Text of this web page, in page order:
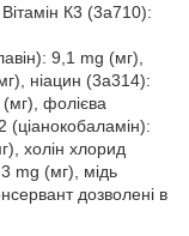
К3 (3а710):
9,1 mg (мг),
ніацин (3а314):
фолієва
(ціанокобаламін):
холін хлорид
mg (мг), мідь
дозволені в